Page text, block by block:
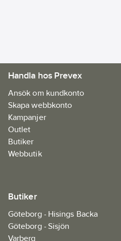
Handla hos Prevex
Ansök om kundkonto
Skapa webbkonto
Kampanjer
Outlet
Butiker
Webbutik
Butiker
Göteborg - Hisings Backa
Göteborg - Sisjön
Varberg